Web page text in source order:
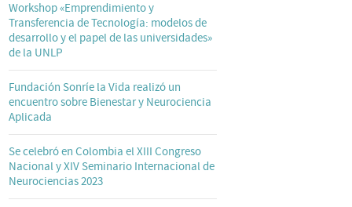
Workshop «Emprendimiento y
Transferencia de Tecnología: modelos de
desarrollo y el papel de las universidades»
de la UNLP
Fundación Sonríe la Vida realizó un
encuentro sobre Bienestar y Neurociencia
Aplicada
Se celebró en Colombia el XIII Congreso
Nacional y XIV Seminario Internacional de
Neurociencias 2023